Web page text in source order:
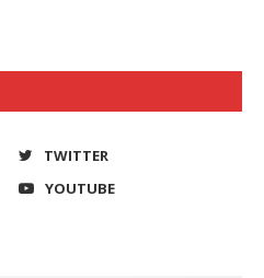
TWITTER
YOUTUBE